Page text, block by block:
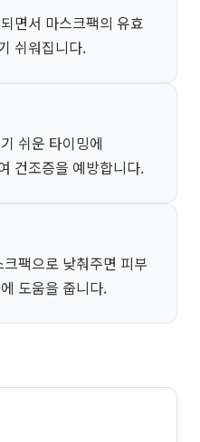
면서 마스크팩의 유효
쉬워집니다.
쉬운 타이밍에
건조증을 예방합니다.
팩으로 낮춰주면 피부
도움을 줍니다.